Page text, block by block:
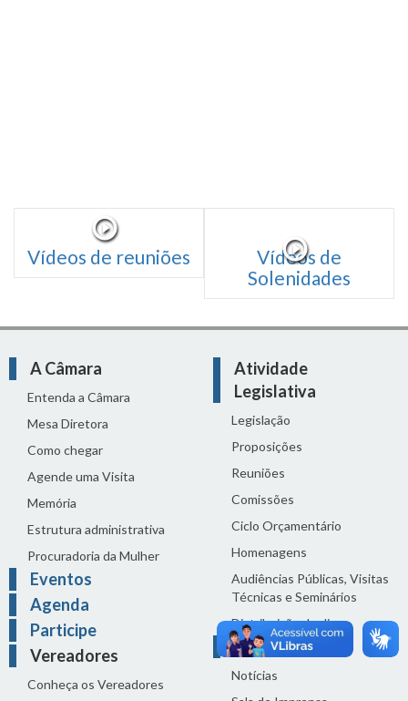
Vídeos de reuniões
Vídeos de
Solenidades
A Câmara
Entenda a Câmara
Mesa Diretora
Como chegar
Agende uma Visita
Memória
Estrutura administrativa
Procuradoria da Mulher
Eventos
Agenda
Participe
Vereadores
Conheça os Vereadores
Atividade
Legislativa
Legislação
Proposições
Reuniões
Comissões
Ciclo Orçamentário
Homenagens
Audiências Públicas, Visitas
Técnicas e Seminários
Distribuição do dia
Comunicação
Notícias